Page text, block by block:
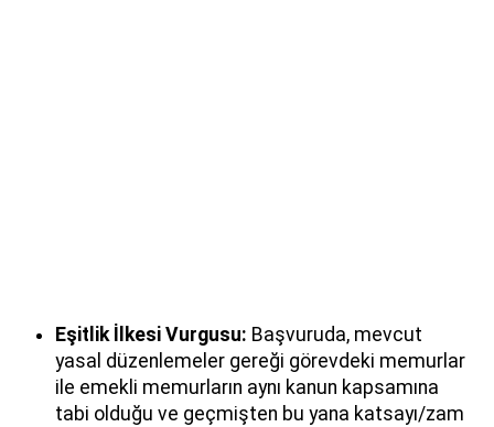
Eşitlik İlkesi Vurgusu: Başvuruda, mevcut
yasal düzenlemeler gereği görevdeki memurlar
ile emekli memurların aynı kanun kapsamına
tabi olduğu ve geçmişten bu yana katsayı/zam